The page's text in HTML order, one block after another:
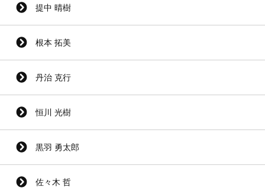
提中 晴樹
根本 拓美
丹治 克行
恒川 光樹
黒羽 勇太郎
佐々木 哲